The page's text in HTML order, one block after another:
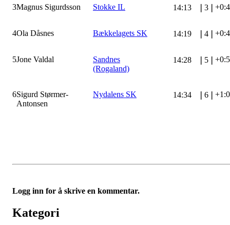
3Magnus Sigurdsson Stokke IL 14:13 3
4Ola Dåsnes Bækkelagets SK 14:19 4
5Jone Valdal
Sandnes
(Rogaland)
14:28 5
6Sigurd Størmer-
Antonsen
Nydalens SK 14:34 6
Logg inn for å skrive en kommentar.
Kategori